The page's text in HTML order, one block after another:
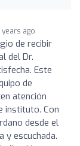
years ago
de recibir
del Dr.
Este
de
atención
instituto. Con
desde el
y escuchada.